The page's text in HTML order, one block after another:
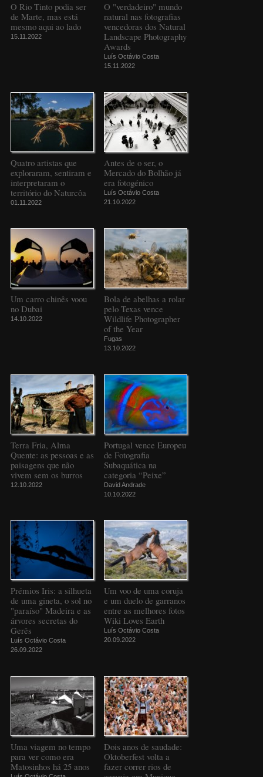
O Rio Tinto podia ser
de Marte, mas está
mesmo aqui ao lado
15.11.2022
O "verdadeiro" mundo
natural nas fotografias
vencedoras dos Natural
Landscape Photography
Awards
Luís Octávio Costa
15.11.2022
Quatro artistas que
exploraram, sentiram e
interpretaram o
território do Naturcôa
01.11.2022
Antes de o ser, o
Mercado do Bolhão já
era fotogénico
Luís Octávio Costa
21.10.2022
Um carro chinês voou
no Dubai
14.10.2022
Bola de abelhas a rolar
pelo Texas vence
Wildlife Photographer
of the Year
Fugas
13.10.2022
Terra Fria, Alma
Quente: as pessoas e as
paisagens que não
vivem sem os burros
12.10.2022
Portugal vence Europeu
de Fotografia
Subaquática na
categoria “Peixe”
David Andrade
10.10.2022
Prémios Iris: a silhueta
de uma gineta, o sol no
"paraíso" Madeira e as
árvores secretas do
Gerês
Luís Octávio Costa
26.09.2022
Um voo de uma coruja
e um duelo de garranos
entre as melhores fotos
Wiki Loves Earth
Luís Octávio Costa
20.09.2022
Uma viagem no tempo
para ver como era
Matosinhos há 25 anos
Dois anos de saudade:
Oktoberfest volta a
fazer correr rios de